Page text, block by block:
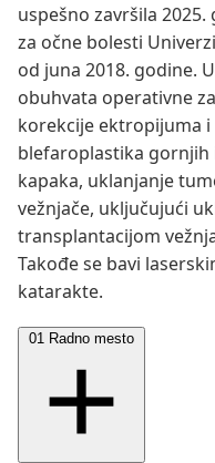
uspešno završila
za očne bolesti
od juna 2018. godine.
obuhvata operativne
korekcije ektropijuma
blefaroplastika gornjih
kapaka, uklanjanje
vežnjače, uključujući
transplantacijom
Takođe se bavi
katarakte.
01 Radno mesto